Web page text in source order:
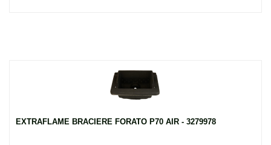
EXTRAFLAME BRACIERE FORATO P70 AIR - 3279978